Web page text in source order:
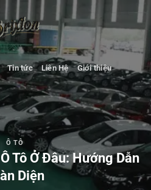
Tin tức Liên Hệ Giới thiệu
Ô TÔ
Tô Ở Đâu: Hướng Dẫn
Diện